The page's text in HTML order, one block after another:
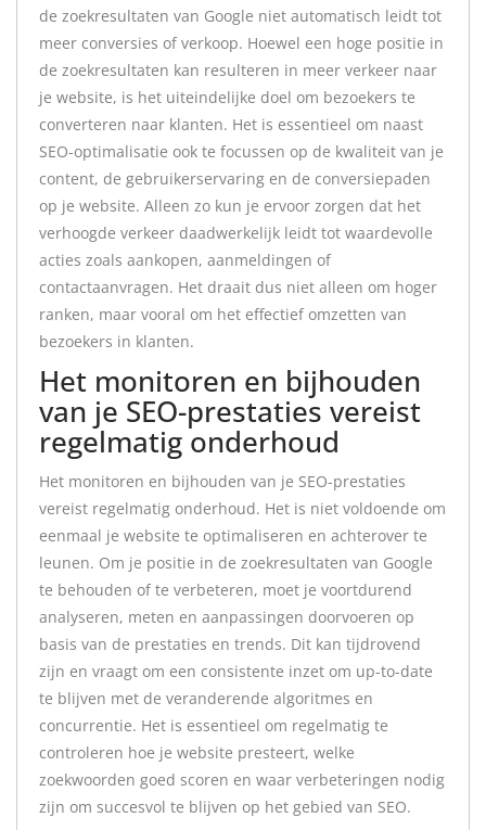
de zoekresultaten van Google niet automatisch leidt tot
meer conversies of verkoop. Hoewel een hoge positie in
de zoekresultaten kan resulteren in meer verkeer naar
je website, is het uiteindelijke doel om bezoekers te
converteren naar klanten. Het is essentieel om naast
SEO-optimalisatie ook te focussen op de kwaliteit van je
content, de gebruikerservaring en de conversiepaden
op je website. Alleen zo kun je ervoor zorgen dat het
verhoogde verkeer daadwerkelijk leidt tot waardevolle
acties zoals aankopen, aanmeldingen of
contactaanvragen. Het draait dus niet alleen om hoger
ranken, maar vooral om het effectief omzetten van
bezoekers in klanten.
Het monitoren en bijhouden
van je SEO-prestaties vereist
regelmatig onderhoud
Het monitoren en bijhouden van je SEO-prestaties
vereist regelmatig onderhoud. Het is niet voldoende om
eenmaal je website te optimaliseren en achterover te
leunen. Om je positie in de zoekresultaten van Google
te behouden of te verbeteren, moet je voortdurend
analyseren, meten en aanpassingen doorvoeren op
basis van de prestaties en trends. Dit kan tijdrovend
zijn en vraagt om een consistente inzet om up-to-date
te blijven met de veranderende algoritmes en
concurrentie. Het is essentieel om regelmatig te
controleren hoe je website presteert, welke
zoekwoorden goed scoren en waar verbeteringen nodig
zijn om succesvol te blijven op het gebied van SEO.